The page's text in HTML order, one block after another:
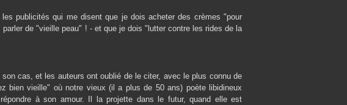
les publicités qui me disent que je dois acheter des crèmes "pour
parler de "vieille peau" ! - et que je dois "lutter contre les rides de la
son cas, et les auteurs ont oublié de le citer, avec le plus connu de
bien vieille" où notre vieux (il a plus de 50 ans) poète libidineux
à son amour. Il la projette dans le futur, quand elle est